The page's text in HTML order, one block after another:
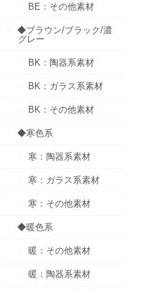
BE：その他素材
◆ブラウン/ブラック/濃
グレー
BK：陶器系素材
BK：ガラス系素材
BK：その他素材
◆寒色系
寒：陶器系素材
寒：ガラス系素材
寒：その他素材
◆暖色系
暖：その他素材
暖：陶器系素材